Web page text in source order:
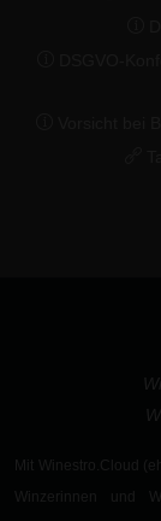
Mit Winestro.Cloud
Winzerinnen und